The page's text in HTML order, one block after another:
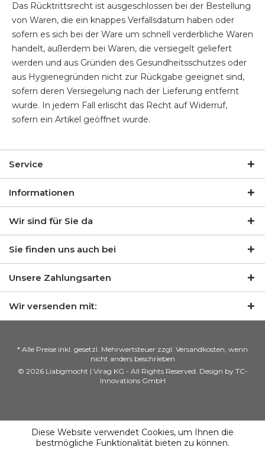
Das Rücktrittsrecht ist ausgeschlossen bei der Bestellung
von Waren, die ein knappes Verfallsdatum haben oder
sofern es sich bei der Ware um schnell verderbliche Waren
handelt, außerdem bei Waren, die versiegelt geliefert
werden und aus Gründen des Gesundheitsschutzes oder
aus Hygienegründen nicht zur Rückgabe geeignet sind,
sofern deren Versiegelung nach der Lieferung entfernt
wurde. In jedem Fall erlischt das Recht auf Widerruf,
sofern ein Artikel geöffnet wurde.
Service
Informationen
Wir sind für Sie da
Sie finden uns auch bei
Unsere Zahlungsarten
Wir versenden mit:
* Alle Preise inkl. gesetzl. Mehrwertsteuer zzgl. Versandkosten, wenn
nicht anders beschrieben
© 2026 Liabgmocht | Virag KG - All Rights Reserved. Design by TC-
Innovations GmbH
Diese Website verwendet Cookies, um Ihnen die
bestmögliche Funktionalität bieten zu können.